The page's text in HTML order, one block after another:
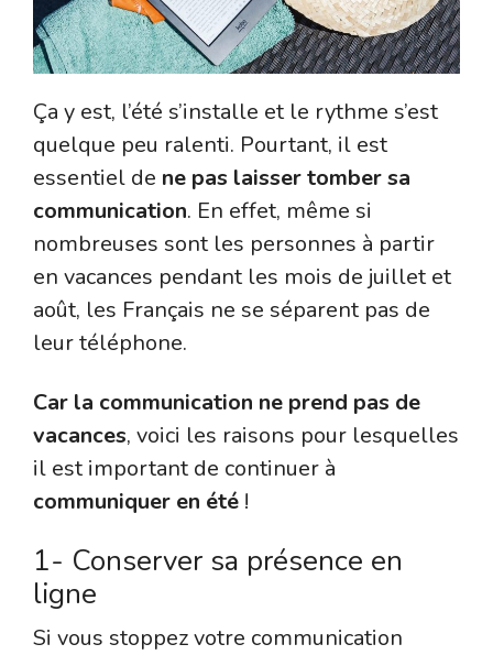
Ça y est, l’été s’installe et le rythme s’est
quelque peu ralenti. Pourtant, il est
essentiel de ne pas laisser tomber sa
communication. En effet, même si
nombreuses sont les personnes à partir
en vacances pendant les mois de juillet et
août, les Français ne se séparent pas de
leur téléphone.
Car la communication ne prend pas de
vacances, voici les raisons pour lesquelles
il est important de continuer à
communiquer en été !
1- Conserver sa présence en
ligne
Si vous stoppez votre communication